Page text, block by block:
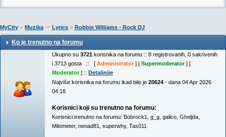
MyCity » Muzika-> Lyrics » Robbie Williams - Rock DJ
Ko je trenutno na forumu
Ukupno su 3721 korisnika na forumu :: 8 registrovanih, 0 sakrivenih
i 3713 gosta :: [ Administrator] [ Supermoderator] [
Moderator] :: Detaljnije
Najviše korisnika na forumu ikad bilo je 20624 - dana 04 Apr 2026
04:18
Korisnici koji su trenutno na forumu:
Korisnici trenutno na forumu: Bobrock1 g_g galico Gheljda
Milometer, nenad81 superwhy, Tas011